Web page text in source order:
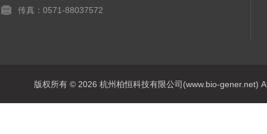
传真：0571-88037572
版权所有 © 2026 杭州柏恒科技有限公司(www.bio-